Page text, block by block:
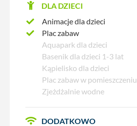
DLA DZIECI
Animacje dla dzieci
Plac zabaw
Aquapark dla dzieci
Basenik dla dzieci 1-3 lat
Kąpielisko dla dzieci
Plac zabaw w pomieszczeniu
Zjeżdżalnie wodne
DODATKOWO